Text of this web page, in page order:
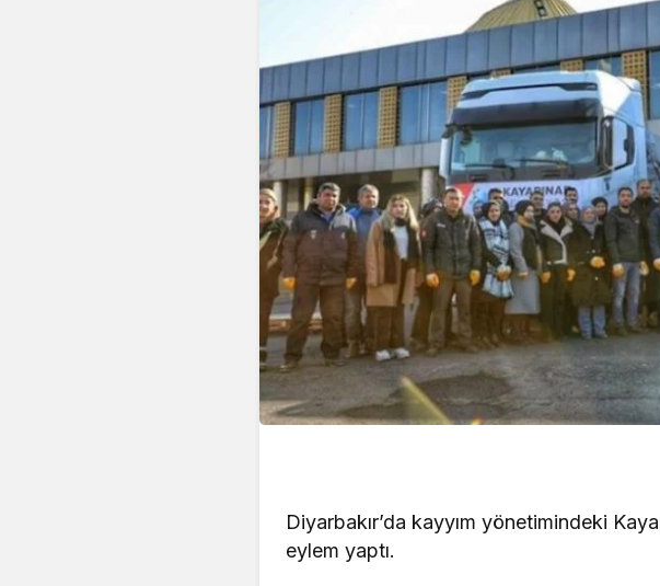
Diyarbakır’da kayyım yönetimindeki
eylem yaptı.